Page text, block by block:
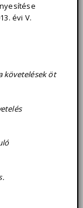
évi V.
követelések öt